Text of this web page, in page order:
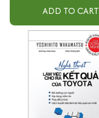
ADD TO CART